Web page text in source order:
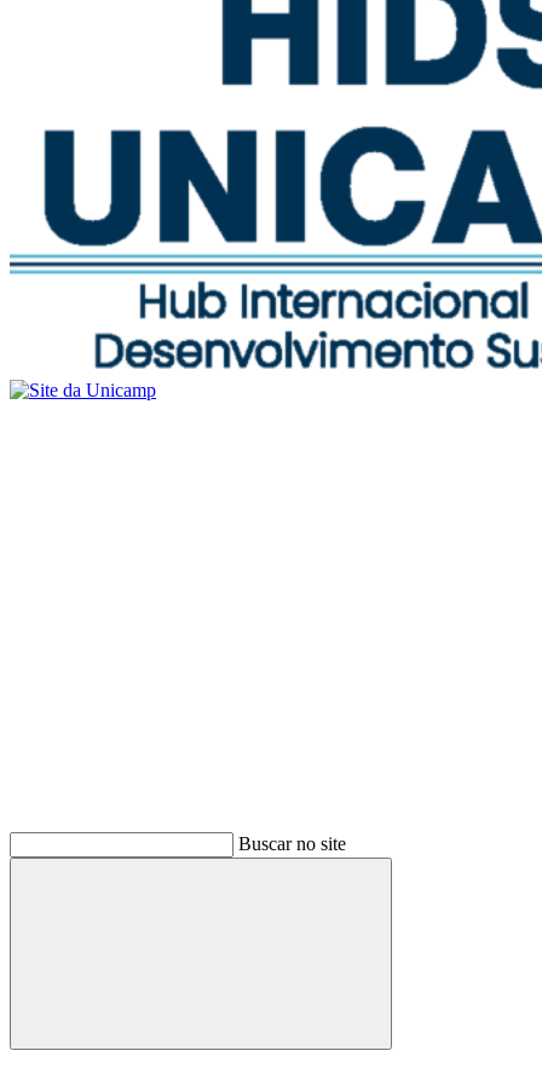
Buscar no site
Buscar